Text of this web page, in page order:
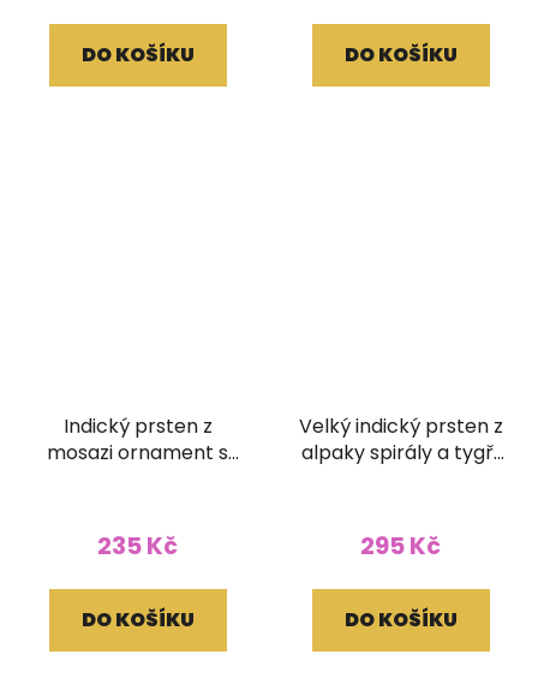
DO KOŠÍKU DO KOŠÍKU
Indický prsten z
mosazi ornament s
235 Kč
DO KOŠÍKU
Velký indický prsten z
alpaky spirály a tygří
295 Kč
DO KOŠÍKU